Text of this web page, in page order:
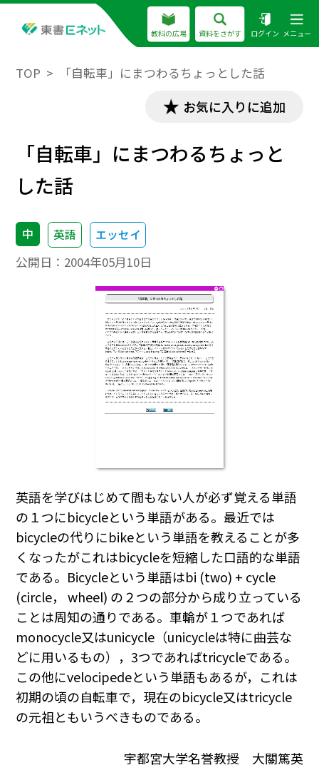
教科の広場 資料をさがす ログイン メニュー
TOP 「自転車」にまつわるちょっとした話
お気に入りに追加
「自転車」にまつわるちょっと
した話
中 英語 エッセイ
公開日： 2004年05月10日
英語を学びはじめて間もない人が必ず覚える単語
の１つにbicycleという単語がある。最近では
bicycleの代りにbikeという単語を教えることが多
くなったがこれはbicycleを短縮した口語的な単語
である。Bicycleという単語はbi (two) + cycle
(circle， wheel) の２つの部分から成り立っている
ことは周知の通りである。車輪が１つであれば
monocycle又はunicycle（unicycleは特に曲芸な
どに用いるもの），3つであればtricycleである。
この他にvelocipedeという単語もあるが，これは
初期の頃の自転車で，現在のbicycle又はtricycle
の元祖ともいうべきものである。
宇都宮大学名誉教授 大關篤英